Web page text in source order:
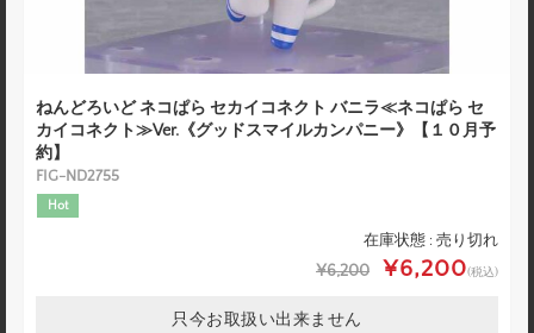
ねんどろいど ネコぱら セカイコネクト バニラ≪ネコぱら セ
カイコネクト≫Ver.《グッドスマイルカンパニー》【１０月予
約】
FIG-ND2755
Hot
在庫状態 : 売り切れ
¥6,200 ¥6,200(税込)
只今お取扱い出来ません